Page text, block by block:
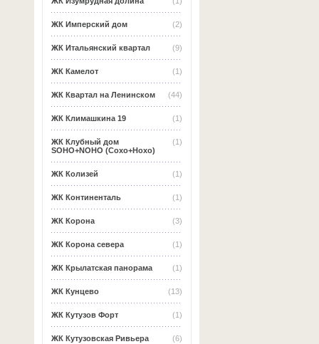
(2)
ЖК Имперский дом
(9)
ЖК Итальянский квартал
(1)
ЖК Камелот
(44)
ЖК Квартал на Ленинском
(1)
ЖК Климашкина 19
(1)
ЖК Клубный дом
SOHO+NOHO (Сохо+Нохо)
(1)
ЖК Колизей
(1)
ЖК Континенталь
(3)
ЖК Корона
(1)
ЖК Корона севера
(1)
ЖК Крылатская панорама
(13)
ЖК Кунцево
(1)
ЖК Кутузов Форт
(6)
ЖК Кутузовская Ривьера